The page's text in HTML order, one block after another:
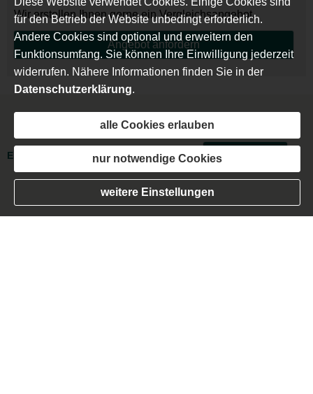
Wir erstellen Ihnen gerne ein Vergleichsangebot.
An­ge­bot an­for­dern
Rechtliche Hinweise·Datenschutz
Erstinformation Beschwerden·Cookies Vertrag widerrufen
für den Betrieb der Website unbedingt erforderlich.
Andere Cookies sind optional und erweitern den
Funktionsumfang. Sie können Ihre Einwilligung jederzeit
widerrufen. Nähere Informationen finden Sie in der
Datenschutzerklärung.
alle Cookies erlauben
nur notwendige Cookies
weitere Einstellungen